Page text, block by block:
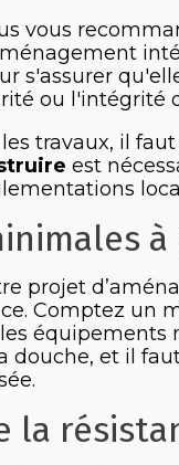
vous
s'assurer
ou l'intégrité
travaux, il
est
projet
Comptez un
équipements
douche, et il
la